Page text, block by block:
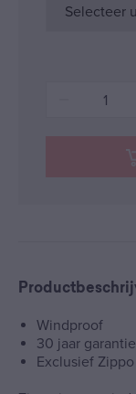
1
Windproof
30 jaar garantie
Exclusief